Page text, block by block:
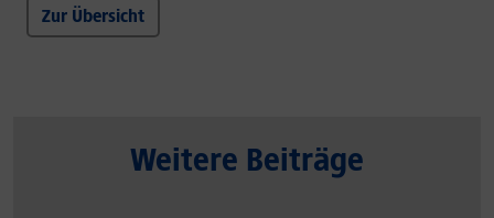
Zur Übersicht
Weitere Beiträge